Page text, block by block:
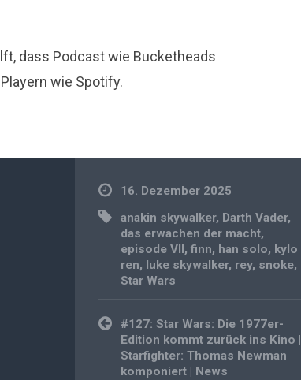
dass Podcast wie Bucketheads
wie Spotify.
16. Dezember 2025
anakin skywalker, Darth Vader,
das erwachen der macht,
episode VII,finn, han solo, kylo
ren, luke skywalker, rey, snoke,
Star Wars
Beitragsnavigation
#127: Star Wars: Die 1977er-
Edition kommt zurück ins Kino |
Starfighter: Thomas Newman
komponiert | News